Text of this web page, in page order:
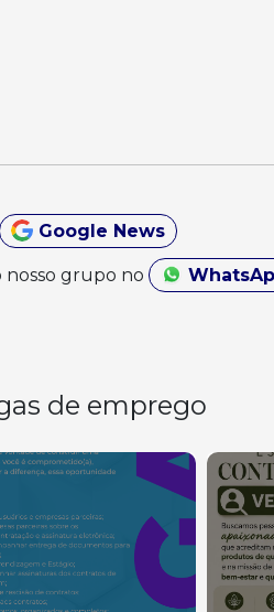
Google News
nosso grupo no
de emprego